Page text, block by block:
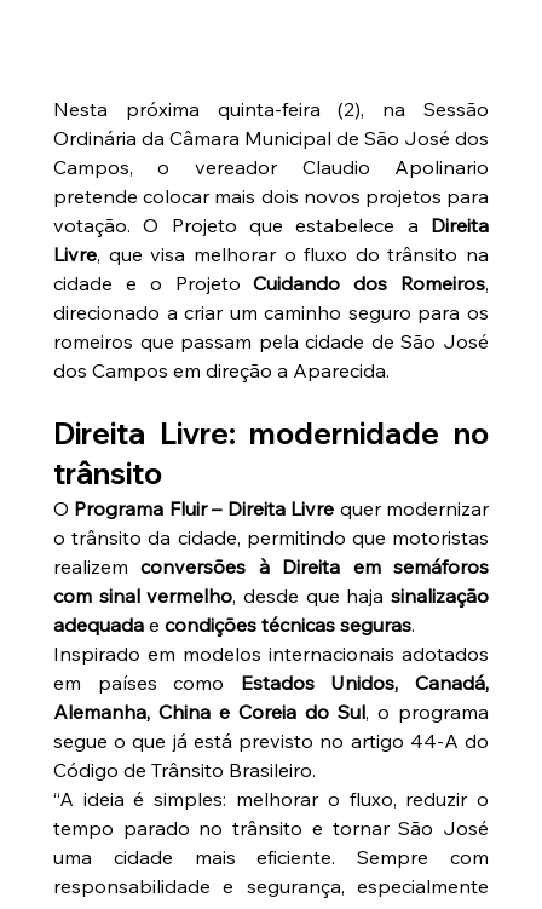
Nesta próxima quinta-feira (2), na Sessão
Ordinária da Câmara Municipal de São José dos
Campos, o vereador Claudio Apolinario
pretende colocar mais dois novos projetos para
votação. O Projeto que estabelece a Direita
Livre, que visa melhorar o fluxo do trânsito na
cidade e o Projeto Cuidando dos Romeiros,
direcionado a criar um caminho seguro para os
romeiros que passam pela cidade de São José
dos Campos em direção a Aparecida.
Direita Livre: modernidade no
trânsito
O Programa Fluir – Direita Livre quer modernizar
o trânsito da cidade, permitindo que motoristas
realizem conversões à Direita em semáforos
com sinal vermelho, desde que haja sinalização
adequada e condições técnicas seguras.
Inspirado em modelos internacionais adotados
em países como Estados Unidos, Canadá,
Alemanha, China e Coreia do Sul, o programa
segue o que já está previsto no artigo 44-A do
Código de Trânsito Brasileiro.
“A ideia é simples: melhorar o fluxo, reduzir o
tempo parado no trânsito e tornar São José
uma cidade mais eficiente. Sempre com
responsabilidade e segurança, especialmente